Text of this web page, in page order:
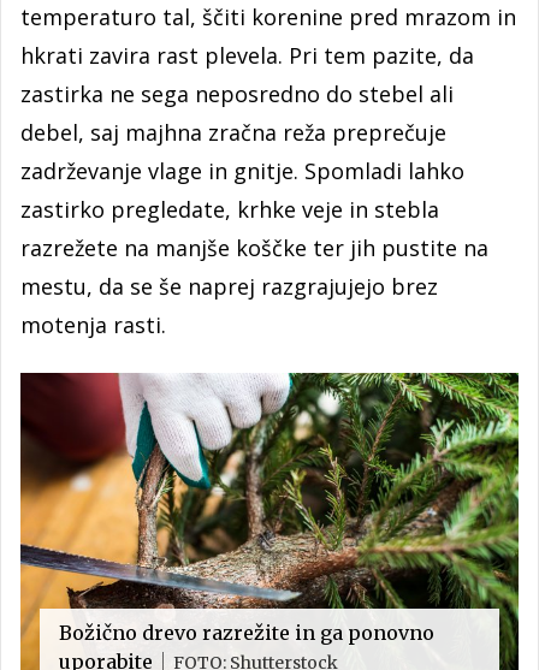
temperaturo tal, ščiti korenine pred mrazom in
hkrati zavira rast plevela. Pri tem pazite, da
zastirka ne sega neposredno do stebel ali
debel, saj majhna zračna reža preprečuje
zadrževanje vlage in gnitje. Spomladi lahko
zastirko pregledate, krhke veje in stebla
razrežete na manjše koščke ter jih pustite na
mestu, da se še naprej razgrajujejo brez
motenja rasti.
Božično drevo razrežite in ga ponovno
uporabite
FOTO: Shutterstock